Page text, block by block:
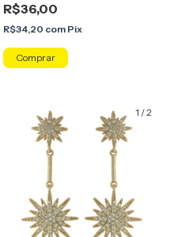
R$36,00
R$34,20 com Pix
1 /2